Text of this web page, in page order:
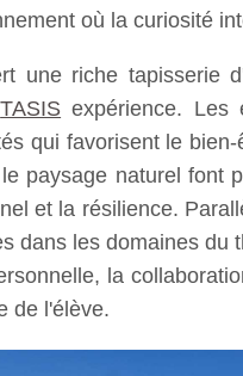
où la curiosité
riche tapisserie
TASIS expérience. Les
qui favorisent le
paysage naturel
et la résilience.
dans les domaines
la
de l'élève.